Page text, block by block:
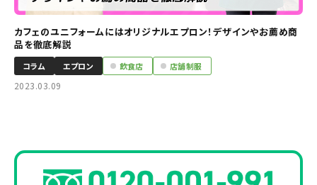
カフェのユニフォームにはオリジナルエプロン！デザインやお薦め商
品を徹底解説
コラム エプロン 飲食店 店舗制服
2023.03.09